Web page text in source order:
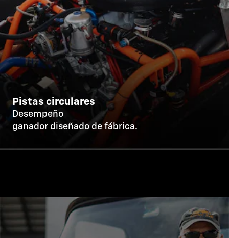
Pistas circulares
Desempeño
ganador diseñado de fábrica.